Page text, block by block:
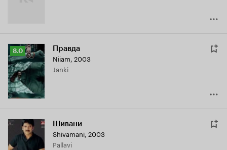
Рейтинг
Кинопоиска
8.0
8.0 Правда
Nijam, 2003
Janki
Шивани
Shivamani, 2003
Pallavi